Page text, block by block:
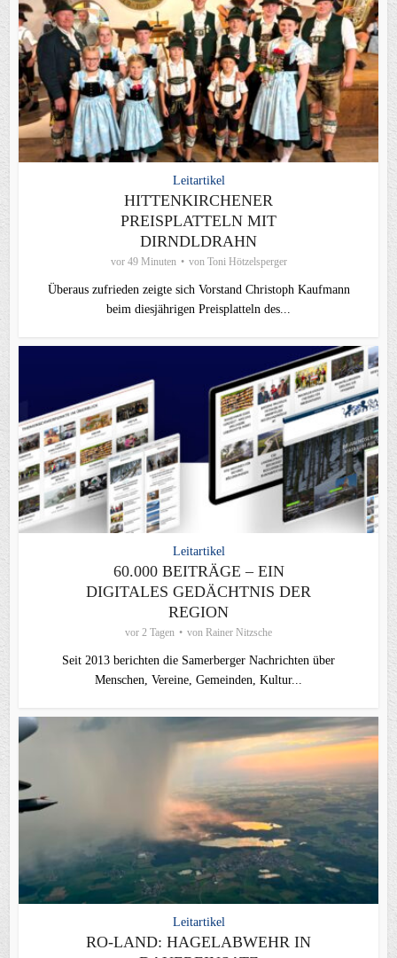
Leitartikel
HITTENKIRCHENER
PREISPLATTELN MIT
DIRNDLDRAHN
vor 49 Minuten von Toni Hötzelsperger
Überaus zufrieden zeigte sich Vorstand Christoph Kaufmann
beim diesjährigen Preisplatteln des...
Leitartikel
60.000 BEITRÄGE – EIN
DIGITALES GEDÄCHTNIS DER
REGION
vor 2 Tagen von Rainer Nitzsche
Seit 2013 berichten die Samerberger Nachrichten über
Menschen, Vereine, Gemeinden, Kultur...
Leitartikel
RO-LAND: HAGELABWEHR IN